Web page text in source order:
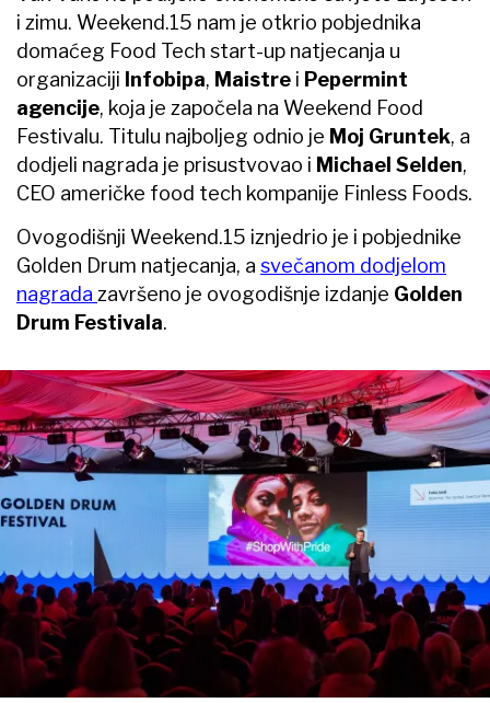
i zimu. Weekend.15 nam je otkrio pobjednika
domaćeg Food Tech start-up natjecanja u
organizaciji Infobipa, Maistre i Pepermint
agencije, koja je započela na Weekend Food
Festivalu. Titulu najboljeg odnio je Moj Gruntek, a
dodjeli nagrada je prisustvovao i Michael Selden,
CEO američke food tech kompanije Finless Foods.
Ovogodišnji Weekend.15 iznjedrio je i pobjednike
Golden Drum natjecanja, a svečanom dodjelom
nagrada završeno je ovogodišnje izdanje Golden
Drum Festivala.